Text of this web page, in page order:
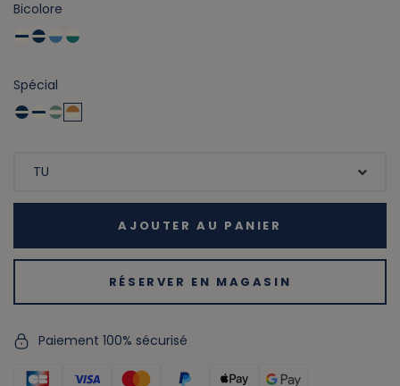
Bicolore
Spécial
AJOUTER AU PANIER
RÉSERVER EN MAGASIN
Paiement 100% sécurisé